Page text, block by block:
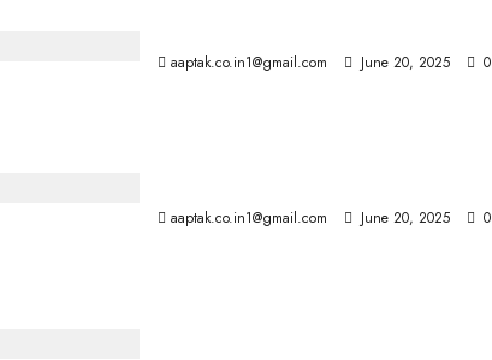
aaptak.co.in1@gmail.com June 20, 2025 0
aaptak.co.in1@gmail.com June 20, 2025 0